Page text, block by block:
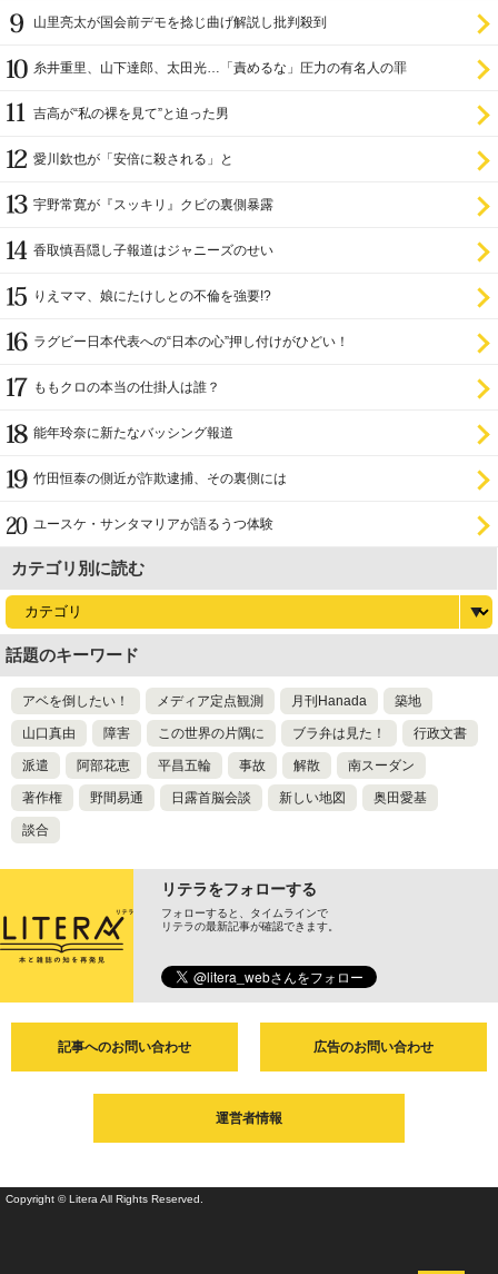
山里亮太が国会前デモを捻じ曲げ解説し批判殺到
糸井重里、山下達郎、太田光…「責めるな」圧力の有名人の罪
吉高が“私の裸を見て”と迫った男
愛川欽也が「安倍に殺される」と
宇野常寛が『スッキリ』クビの裏側暴露
香取慎吾隠し子報道はジャニーズのせい
りえママ、娘にたけしとの不倫を強要!?
ラグビー日本代表への“日本の心”押し付けがひどい！
ももクロの本当の仕掛人は誰？
能年玲奈に新たなバッシング報道
竹田恒泰の側近が詐欺逮捕、その裏側には
ユースケ・サンタマリアが語るうつ体験
カテゴリ別に読む
話題のキーワード
アベを倒したい！ メディア定点観測 月刊Hanada 築地
山口真由 障害 この世界の片隅に ブラ弁は見た！ 行政文書
派遣 阿部花恵 平昌五輪 事故 解散 南スーダン
著作権 野間易通 日露首脳会談 新しい地図 奥田愛基
談合
リテラをフォローする
フォローすると、タイムラインで
リテラの最新記事が確認できます。
記事へのお問い合わせ 広告のお問い合わせ
運営者情報
Copyright © Litera All Rights Reserved.